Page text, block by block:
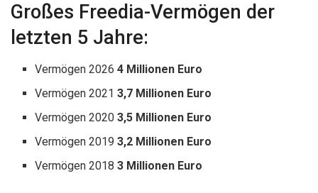
Großes Freedia-Vermögen der
letzten 5 Jahre:
Vermögen 20264 Millionen Euro
Vermögen 20213,7 Millionen Euro
Vermögen 20203,5 Millionen Euro
Vermögen 20193,2 Millionen Euro
Vermögen 20183 Millionen Euro